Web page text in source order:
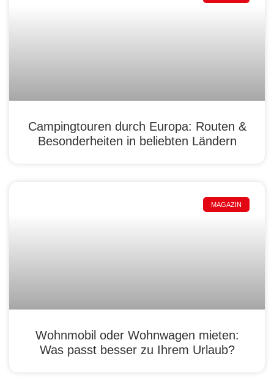
Campingtouren durch Europa: Routen &
Besonderheiten in beliebten Ländern
MAGAZIN
Wohnmobil oder Wohnwagen mieten:
Was passt besser zu Ihrem Urlaub?